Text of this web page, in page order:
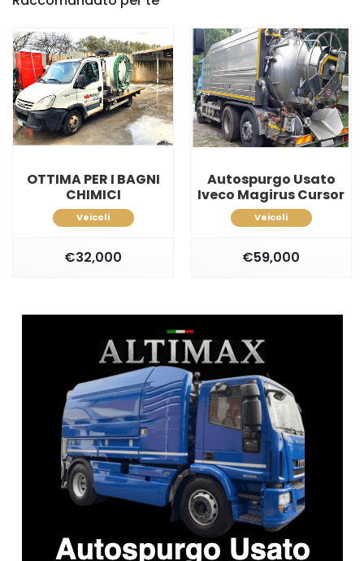
OTTIMA PER I BAGNI
CHIMICI
Veicoli
€32,000
Autospurgo Usato
Iveco Magirus Cursor
Veicoli
€59,000